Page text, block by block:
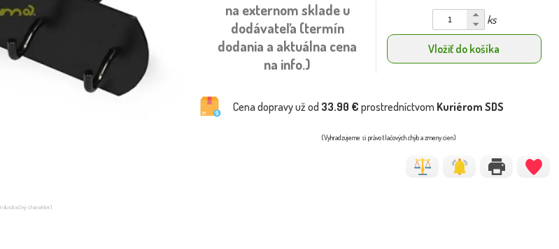
ilustračný charakter)
na externom sklade u
dodávateľa (termín
dodania a aktuálna cena
na info.)
ks
Vložiť do košíka
Cena dopravy už od 33.90 € prostredníctvom Kuriérom SDS
(Vyhradzujeme si právo tlačových chýb a zmeny cien)